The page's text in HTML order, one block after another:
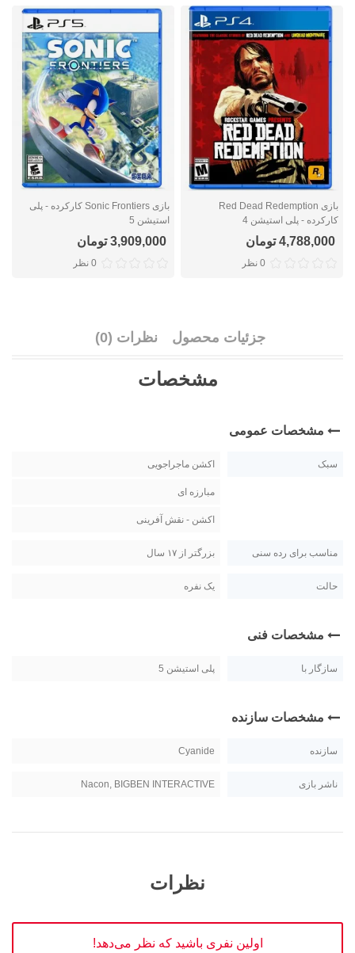
بازی Red Dead Redemption
کارکرده - پلی استیشن 4
4,788,000 تومان
0 نظر
بازی Sonic Frontiers کارکرده - پلی
استیشن 5
3,909,000 تومان
0 نظر
جزئیات محصول نظرات (0)
مشخصات
مشخصات عمومی
سبک اکشن ماجراجویی
مبارزه ای
اکشن - نقش آفرینی
مناسب برای رده سنی بزرگتر از ۱۷ سال
حالت یک نفره
مشخصات فنی
سازگار با پلی استیشن 5
مشخصات سازنده
سازنده Cyanide
ناشر بازی Nacon, BIGBEN INTERACTIVE
نظرات
اولین نفری باشید که نظر می‌دهد!